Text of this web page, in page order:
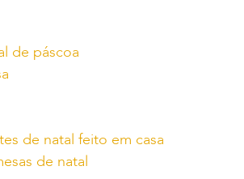
de páscoa
de natal feito em casa
de natal